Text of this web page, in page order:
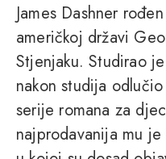
James Dashner
američkoj državi
Stjenjaku. Studirao
nakon studija
serije romana za
najprodavanija mu